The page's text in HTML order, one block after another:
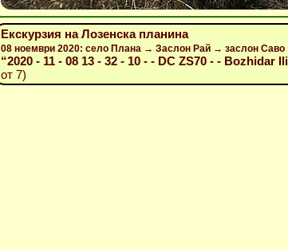
Екскурзия на Лозенска планина
08 ноември 2020: село Плана → Заслон Рай → заслон
“2020 - 11 - 08 13 - 32 - 10 - - DC ZS70 - - Bozhidar
от 7)